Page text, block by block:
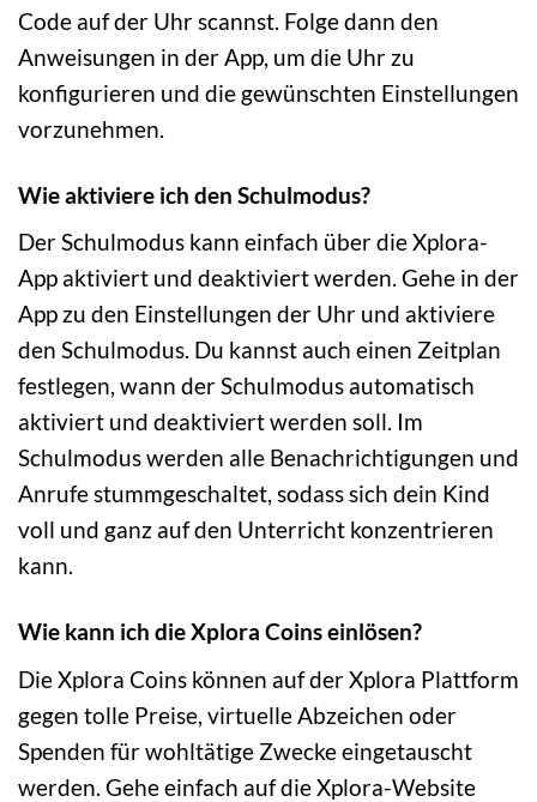
Code auf der Uhr scannst. Folge dann den
Anweisungen in der App, um die Uhr zu
konfigurieren und die gewünschten Einstellungen
vorzunehmen.
Wie aktiviere ich den Schulmodus?
Der Schulmodus kann einfach über die Xplora-
App aktiviert und deaktiviert werden. Gehe in der
App zu den Einstellungen der Uhr und aktiviere
den Schulmodus. Du kannst auch einen Zeitplan
festlegen, wann der Schulmodus automatisch
aktiviert und deaktiviert werden soll. Im
Schulmodus werden alle Benachrichtigungen und
Anrufe stummgeschaltet, sodass sich dein Kind
voll und ganz auf den Unterricht konzentrieren
kann.
Wie kann ich die Xplora Coins einlösen?
Die Xplora Coins können auf der Xplora Plattform
gegen tolle Preise, virtuelle Abzeichen oder
Spenden für wohltätige Zwecke eingetauscht
werden. Gehe einfach auf die Xplora-Website